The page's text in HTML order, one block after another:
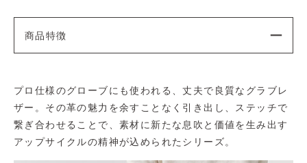
商品特徴
プロ仕様のグローブにも使われる、丈夫で良質なグラブレ
ザー。その革の魅力を余すことなく引き出し、ステッチで
繋ぎ合わせることで、素材に新たな息吹と価値を生み出す
アップサイクルの精神が込められたシリーズ。